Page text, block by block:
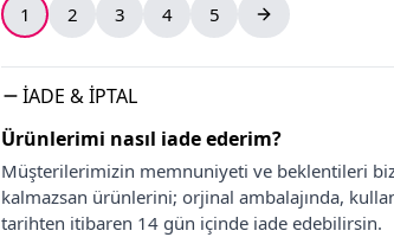
1 2 3 4 5
İADE & İPTAL
Ürünlerimi nasıl iade ederim?
Müşterilerimizin memnuniyeti ve beklentileri
kalmazsan ürünlerini; orjinal ambalajında,
tarihten itibaren 14 gün içinde iade edebilirsin.